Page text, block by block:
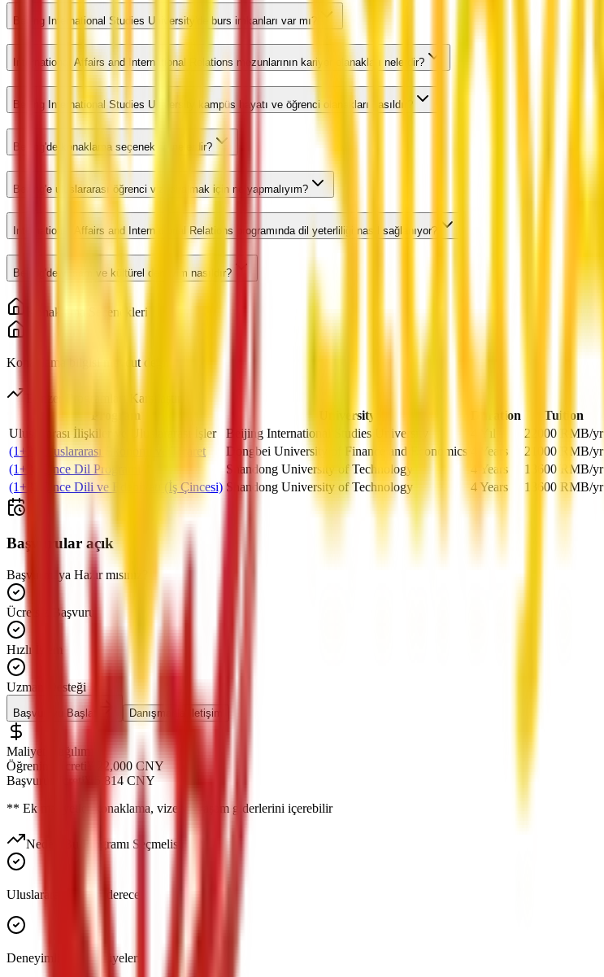
Beijing International Studies University'de burs imkanları var mı?
International Affairs and International Relations mezunlarının kariyer olanakları nelerdir?
Beijing International Studies University kampüs hayatı ve öğrenci olanakları nasıldır?
Beijing'de konaklama seçenekleri nelerdir?
Beijing'e uluslararası öğrenci vizesi almak için ne yapmalıyım?
International Affairs and International Relations programında dil yeterliliği nasıl sağlanıyor?
Beijing'de yaşam ve kültürel deneyim nasıldır?
Konaklama Seçenekleri
Konaklama bilgisi mevcut değil
Benzer Programları Karşılaştır
Program
University Duration
Tuition
Uluslararası İlişkiler ve Uluslararası İşler
Beijing International Studies University 22000 RMB/yr
(1+3) Uluslararası Ekonomi ve Ticaret
Dongbei University of Finance and Economics 4 Years 21000 RMB/yr
(1+3) Çince Dil Programı
Shandong University of Technology 4 Years 13600 RMB/yr
(1+3) Çince Dili ve Edebiyatı (İş Çincesi) Shandong University of Technology 4 Years 13600 RMB/yr
Başvurular açık
Başvurmaya Hazır mısınız?
Ücretsiz Başvuru
Hızlı İşlem
Uzman Desteği
Başvuruyu Başlat Danışmanla İletişim
Maliyet Dağılımı
Öğrenim Ücreti
22,000 CNY
Başvuru Ücreti
5,814 CNY
** Ek maliyetler konaklama, vize ve yaşam giderlerini içerebilir
Neden Bu Programı Seçmelisiniz?
Uluslararası tanınır derece
Deneyimli öğretim üyeleri